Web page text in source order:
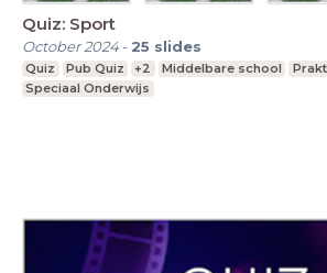
Quiz: Sport
October 2024- 25 slides
Quiz Pub Quiz +2 Middelbare school
Speciaal Onderwijs